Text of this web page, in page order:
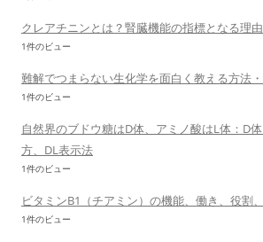
クレアチニンとは？腎臓機能の指標となる理由
1件のビュー
難解でつまらない生化学を面白く教える方法
1件のビュー
自然界のブドウ糖はD体、アミノ酸はL体：D
方、DL表示法
1件のビュー
ビタミンB1（チアミン）の機能、働き、役割
1件のビュー